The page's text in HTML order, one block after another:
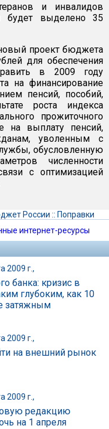
и инвалидов
будет выделено 35
проект бюджета
для обеспечения
в 2009 году
на финансирование
пенсий, пособий,
роста индекса
прожиточного
на выплату пенсий,
уволенным с
обусловленную
численности
с оптимизацией
России :: Поправки
интернет-ресурсы
2009 г.,
банка: кризис в
глубоким, как 10
затяжным
2009 г.,
на внешний рынок
2009 г.,
редакцию
на 1 апреля